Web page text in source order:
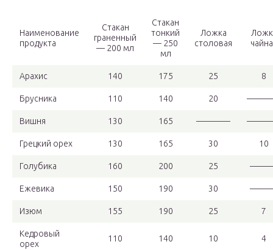
Наименование
продукта
Стакан
граненный
— 200 мл
Стакан
тонкий
— 250
мл
Ложка
столовая
Арахис 140 175 25 8
Брусника 110 140 20
Вишня 130 165 ————
Грецкий орех 130 165 30 10
Голубика 160 200 25
Ежевика 150 190 30
Изюм 155 190 25 7
Кедровый
орех
110 140 10 4